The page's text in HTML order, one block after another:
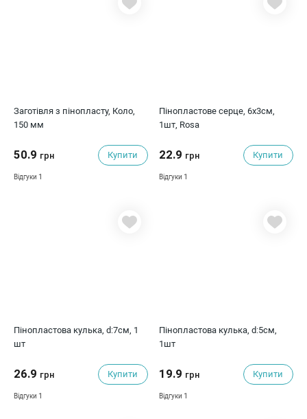
Заготівля з пінопласту, Коло,
150 мм
50.9 грн Купити
Відгуки 1
Пінопластове серце, 6х3см,
1шт, Rosa
22.9 грн Купити
Відгуки 1
Пінопластова кулька, d:7см, 1
шт
26.9 грн Купити
Відгуки 1
Пінопластова кулька, d:5см,
1шт
19.9 грн Купити
Відгуки 1